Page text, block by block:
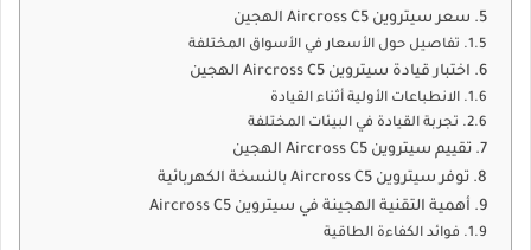
سعر سيتروين Aircross C5 الهجين
تفاصيل حول الأسعار في الأسواق المختلفة
اختبار قيادة سيتروين Aircross C5 الهجين
الانطباعات الأولية أثناء القيادة
تجربة القيادة في البيئات المختلفة
تقييم سيتروين Aircross C5 الهجين
توفر سيتروين Aircross C5 بالنسخة الكهربائية
أهمية التقنية الهجينة في سيتروين Aircross C5
فوائد الكفاءة الطاقية